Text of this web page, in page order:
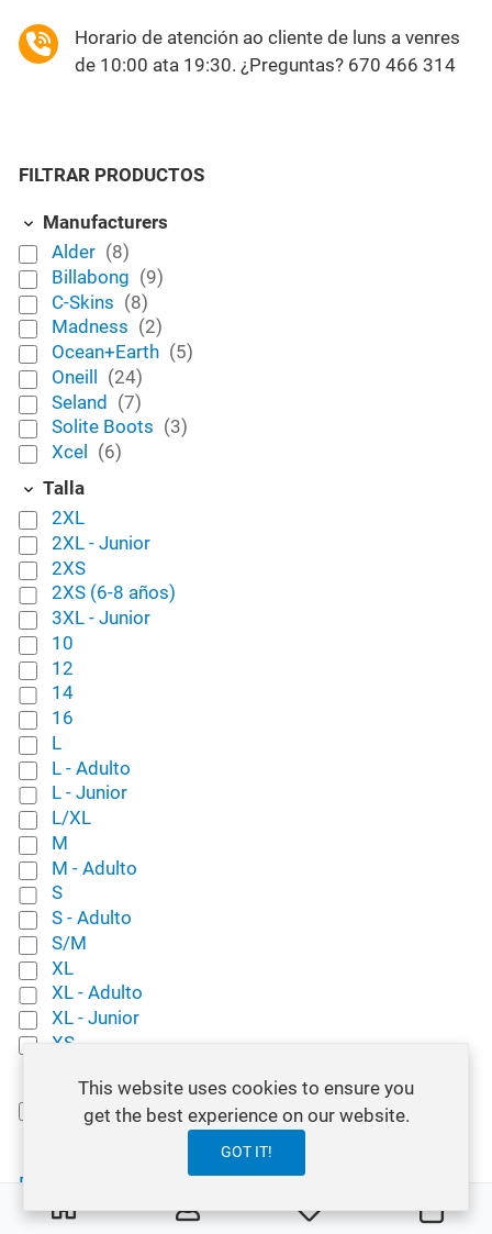
My Wishlist Carro
Horario de atención ao cliente de luns a venres
de 10:00 ata 19:30. ¿Preguntas? 670 466 314
FILTRAR PRODUCTOS
Manufacturers
Alder (8)
Billabong (9)
C-Skins (8)
Madness (2)
Ocean+Earth (5)
Oneill (24)
Seland (7)
Solite Boots (3)
Xcel
(6)
Talla
2XL
2XL - Junior
2XS
2XS (6-8 años)
3XL - Junior
10
12
14
16
L
L - Adulto
L - Junior
L/XL
M
M - Adulto
S
S - Adulto
S/M
XL
XL - Adulto
XL - Junior
XS
Stock
In Stock (85)
Reset All
This website uses cookies to ensure you
get the best experience on our website.
GOT IT!